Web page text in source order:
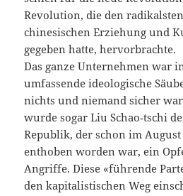
Revolution, die den
chinesischen Erziehung und
gegeben hatte, hervorbrachte.
Das ganze Unternehmen war
umfassende ideologische
nichts und niemand sicher
wurde sogar Liu Schao‑tschi
Republik, der schon im
enthoben worden war, ein
Angriffe. Diese «führende
den kapitalistischen Weg